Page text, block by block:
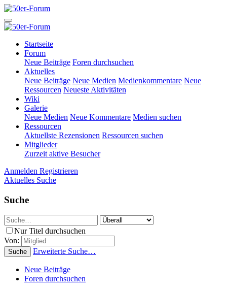
Startseite
Forum
Neue Beiträge Foren durchsuchen
Aktuelles
Neue Beiträge Neue Medien Medienkommentare Neue
Ressourcen Neueste Aktivitäten
Wiki
Galerie
Neue Medien Neue Kommentare Medien suchen
Ressourcen
Aktuellste Rezensionen Ressourcen suchen
Mitglieder
Zurzeit aktive Besucher
Anmelden Registrieren
Aktuelles Suche
Suche
Nur Titel durchsuchen
Von:
Suche Erweiterte Suche…
Neue Beiträge
Foren durchsuchen